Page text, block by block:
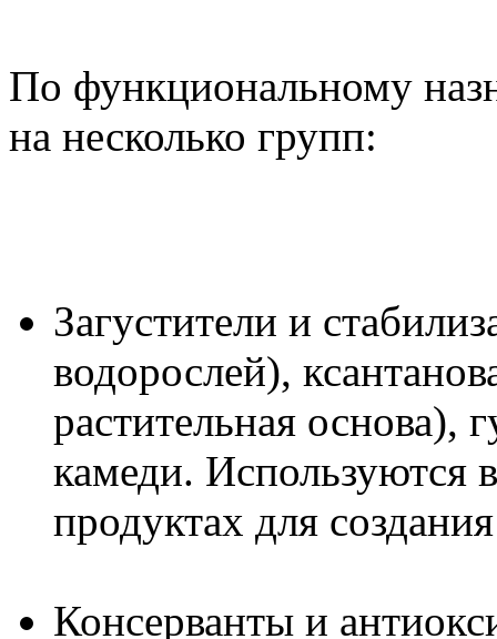
По функциональному
на несколько групп:
Загустители и
водорослей),
растительная основа),
камеди. Используются
продуктах для
Консерванты и